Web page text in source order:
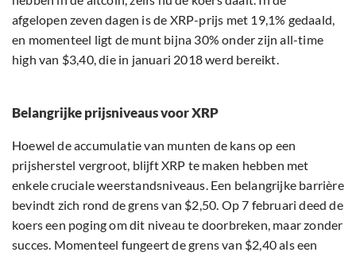
afgelopen zeven dagen is de XRP-prijs met 19,1% gedaald,
en momenteel ligt de munt bijna 30% onder zijn all-time
high van $3,40, die in januari 2018 werd bereikt.
Belangrijke prijsniveaus voor XRP
Hoewel de accumulatie van munten de kans op een
prijsherstel vergroot, blijft XRP te maken hebben met
enkele cruciale weerstandsniveaus. Een belangrijke barrière
bevindt zich rond de grens van $2,50. Op 7 februari deed de
koers een poging om dit niveau te doorbreken, maar zonder
succes. Momenteel fungeert de grens van $2,40 als een